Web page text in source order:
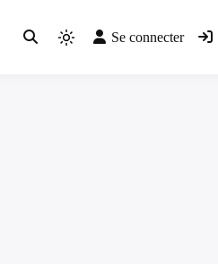
Light
Se connecter